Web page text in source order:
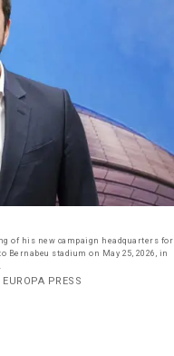
of his new campaign headquarters for
Bernabeu stadium on May 25, 2026, in
PRESS